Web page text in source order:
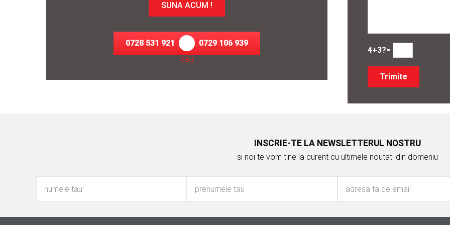
SUNA ACUM !
0728 531 921
sau
0729 106 939
4+3?=
INSCRIE-TE LA NEWSLETTERUL NOSTRU
si noi te vom tine la curent cu ultimele noutati din domeniu